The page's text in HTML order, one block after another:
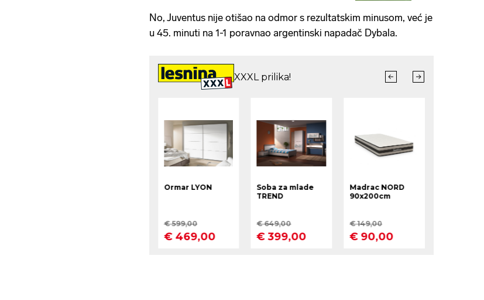
No, Juventus nije otišao na odmor s rezultatskim minusom, već je
u 45. minuti na 1-1 poravnao argentinski napadač Dybala.